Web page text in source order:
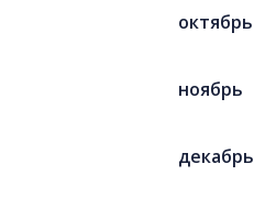
октябрь
ноябрь
декабрь